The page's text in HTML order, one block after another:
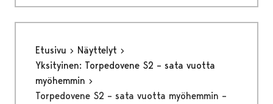
Etusivu
Näyttelyt
Yksityinen: Torpedovene S2 – sata vuotta
myöhemmin
Torpedovene S2 – sata vuotta myöhemmin –